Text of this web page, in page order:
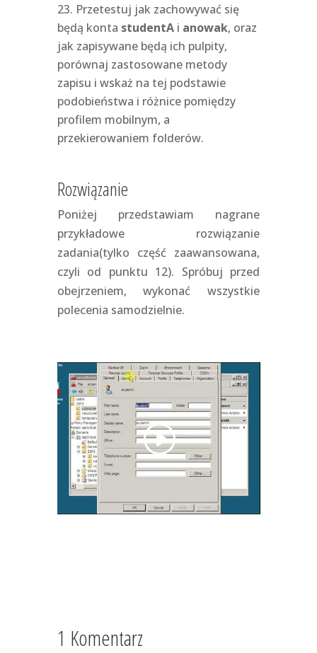
Przetestuj jak zachowywać się
będą konta studentAi anowak, oraz
jak zapisywane będą ich pulpity,
porównaj zastosowane metody
zapisu i wskaż na tej podstawie
podobieństwa i różnice pomiędzy
profilem mobilnym, a
przekierowaniem folderów.
Rozwiązanie
Poniżej przedstawiam nagrane
przykładowe rozwiązanie
zadania(tylko część zaawansowana,
czyli od punktu 12). Spróbuj przed
obejrzeniem, wykonać wszystkie
polecenia samodzielnie.
1 Komentarz